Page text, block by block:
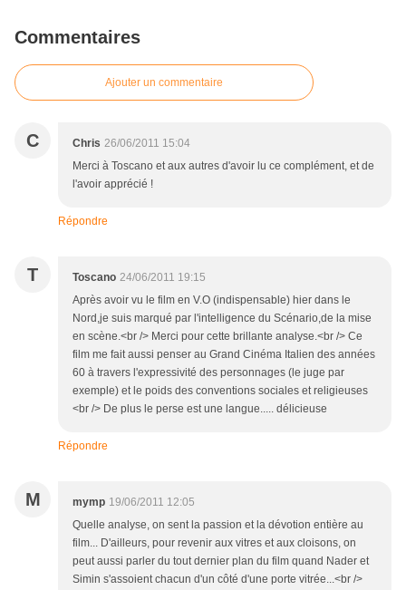
Commentaires
Ajouter un commentaire
C Chris 26/06/2011 15:04
Merci à Toscano et aux autres d'avoir lu ce complément, et de
l'avoir apprécié !
Répondre
T Toscano 24/06/2011 19:15
Après avoir vu le film en V.O (indispensable) hier dans le
Nord,je suis marqué par l'intelligence du Scénario,de la mise
en scène.<br /> Merci pour cette brillante analyse.<br /> Ce
film me fait aussi penser au Grand Cinéma Italien des années
60 à travers l'expressivité des personnages (le juge par
exemple) et le poids des conventions sociales et religieuses
<br /> De plus le perse est une langue..... délicieuse
Répondre
M mymp 19/06/2011 12:05
Quelle analyse, on sent la passion et la dévotion entière au
film... D'ailleurs, pour revenir aux vitres et aux cloisons, on
peut aussi parler du tout dernier plan du film quand Nader et
Simin s'assoient chacun d'un côté d'une porte vitrée...<br />